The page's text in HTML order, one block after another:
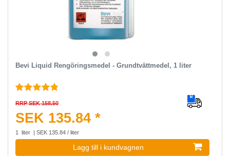
Bevi Liquid Rengöringsmedel - Grundtvättmedel, 1 liter
RRP SEK 158.50
SEK 135.84 *
1 liter | SEK 135.84 / liter
Lagg till i kundvagnen